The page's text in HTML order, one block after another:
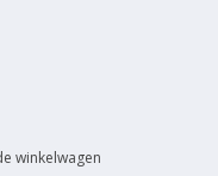
winkelwagen